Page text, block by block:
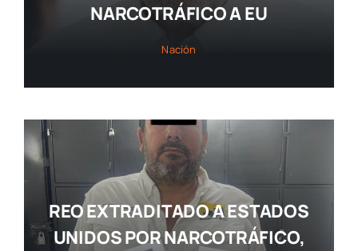
NARCOTRÁFICO A EU
Nación
REO EXTRADITADO A ESTADOS
UNIDOS POR NARCOTRÁFICO,